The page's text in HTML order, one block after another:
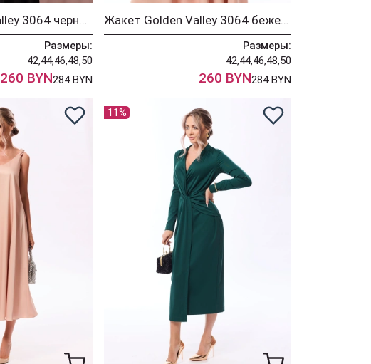
Жакет Golden Valley 3064 черный
Размеры:
42,44,46,48,50
260 BYN284 BYN
Жакет Golden Valley 3064 бежевый
Размеры:
42,44,46,48,50
260 BYN284 BYN
11%